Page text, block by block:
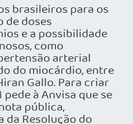
brasileiros para os
de doses
e a possibilidade
como
arterial
do miocárdio, entre
Gallo. Para criar
à Anvisa que se
pública,
Resolução do